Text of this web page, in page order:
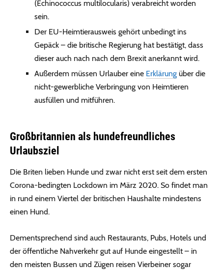
(Echinococcus multilocularis) verabreicht worden
sein.
Der EU-Heimtierausweis gehört unbedingt ins
Gepäck – die britische Regierung hat bestätigt, dass
dieser auch nach nach dem Brexit anerkannt wird.
Außerdem müssen Urlauber eine Erklärung über die
nicht-gewerbliche Verbringung von Heimtieren
ausfüllen und mitführen.
Großbritannien als hundefreundliches
Urlaubsziel
Die Briten lieben Hunde und zwar nicht erst seit dem ersten
Corona-bedingten Lockdown im März 2020. So findet man
in rund einem Viertel der britischen Haushalte mindestens
einen Hund.
Dementsprechend sind auch Restaurants, Pubs, Hotels und
der öffentliche Nahverkehr gut auf Hunde eingestellt – in
den meisten Bussen und Zügen reisen Vierbeiner sogar